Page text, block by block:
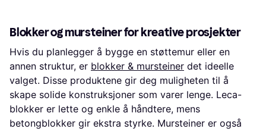
Blokker og mursteiner for kreative prosjekter
Hvis du planlegger å bygge en støttemur eller en
annen struktur, er blokker & mursteiner det ideelle
valget. Disse produktene gir deg muligheten til å
skape solide konstruksjoner som varer lenge. Leca-
blokker er lette og enkle å håndtere, mens
betongblokker gir ekstra styrke. Mursteiner er også